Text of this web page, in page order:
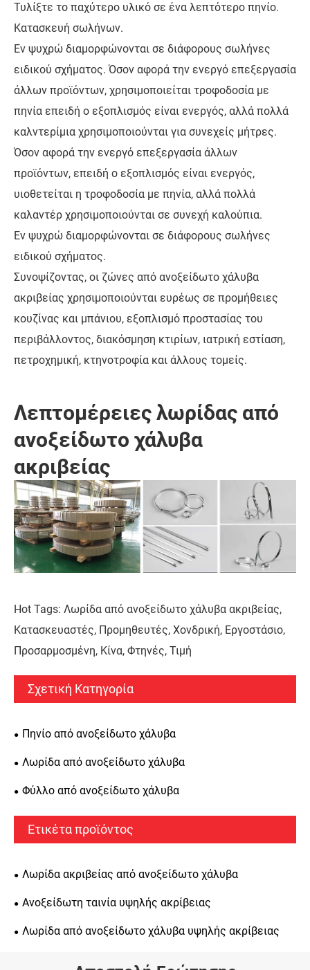
Τυλίξτε το παχύτερο υλικό σε ένα λεπτότερο πηνίο.
Κατασκευή σωλήνων.
Εν ψυχρώ διαμορφώνονται σε διάφορους σωλήνες
ειδικού σχήματος. Όσον αφορά την ενεργό επεξεργασία
άλλων προϊόντων, χρησιμοποιείται τροφοδοσία με
πηνία επειδή ο εξοπλισμός είναι ενεργός, αλλά πολλά
καλντερίμια χρησιμοποιούνται για συνεχείς μήτρες.
Όσον αφορά την ενεργό επεξεργασία άλλων
προϊόντων, επειδή ο εξοπλισμός είναι ενεργός,
υιοθετείται η τροφοδοσία με πηνία, αλλά πολλά
καλαντέρ χρησιμοποιούνται σε συνεχή καλούπια.
Εν ψυχρώ διαμορφώνονται σε διάφορους σωλήνες
ειδικού σχήματος.
Συνοψίζοντας, οι ζώνες από ανοξείδωτο χάλυβα
ακριβείας χρησιμοποιούνται ευρέως σε προμήθειες
κουζίνας και μπάνιου, εξοπλισμό προστασίας του
περιβάλλοντος, διακόσμηση κτιρίων, ιατρική εστίαση,
πετροχημική, κτηνοτροφία και άλλους τομείς.
Λεπτομέρειες λωρίδας από
ανοξείδωτο χάλυβα
ακριβείας
Hot Tags: Λωρίδα από ανοξείδωτο χάλυβα ακριβείας,
Κατασκευαστές, Προμηθευτές, Χονδρική, Εργοστάσιο,
Προσαρμοσμένη, Κίνα, Φτηνές, Τιμή
Σχετική Κατηγορία
Πηνίο από ανοξείδωτο χάλυβα
Λωρίδα από ανοξείδωτο χάλυβα
Φύλλο από ανοξείδωτο χάλυβα
Ετικέτα προϊόντος
Λωρίδα ακριβείας από ανοξείδωτο χάλυβα
Ανοξείδωτη ταινία υψηλής ακρίβειας
Λωρίδα από ανοξείδωτο χάλυβα υψηλής ακρίβειας